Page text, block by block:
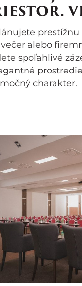
alebo
spoľahlivé
charakter.